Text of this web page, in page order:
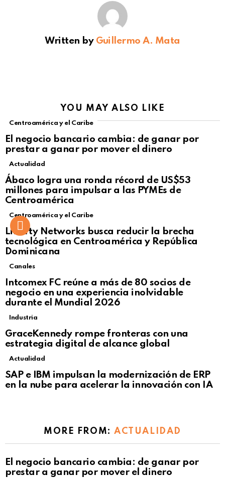
Written by Guillermo A. Mata
YOU MAY ALSO LIKE
Centroamérica y el Caribe
El negocio bancario cambia: de ganar por
prestar a ganar por mover el dinero
Not Safe For Work
Click to view this post
Actualidad
Ábaco logra una ronda récord de US$53
millones para impulsar a las PYMEs de
Centroamérica
Centroamérica y el Caribe
Liberty Networks busca reducir la brecha
tecnológica en Centroamérica y República
Dominicana
Canales
Intcomex FC reúne a más de 80 socios de
negocio en una experiencia inolvidable
durante el Mundial 2026
Industria
GraceKennedy rompe fronteras con una
estrategia digital de alcance global
Not Safe For Work
Click to view this post
Actualidad
SAP e IBM impulsan la modernización de ERP
en la nube para acelerar la innovación con IA
MORE FROM:ACTUALIDAD
El negocio bancario cambia: de ganar por
prestar a ganar por mover el dinero